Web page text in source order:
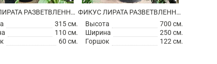
ФИКУС ЛИРАТА РАЗВЕТВЛЕННЫЙ
315 см.
110 см.
60 см.
ФИКУС ЛИРАТА РАЗВЕТВЛЕННЫЙ
Высота
700 см.
Ширина
250 см.
Горшок
122 см.